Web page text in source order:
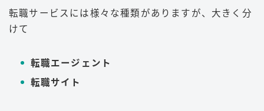
転職サービスには様々な種類がありますが、大きく分
けて
転職エージェント
転職サイト